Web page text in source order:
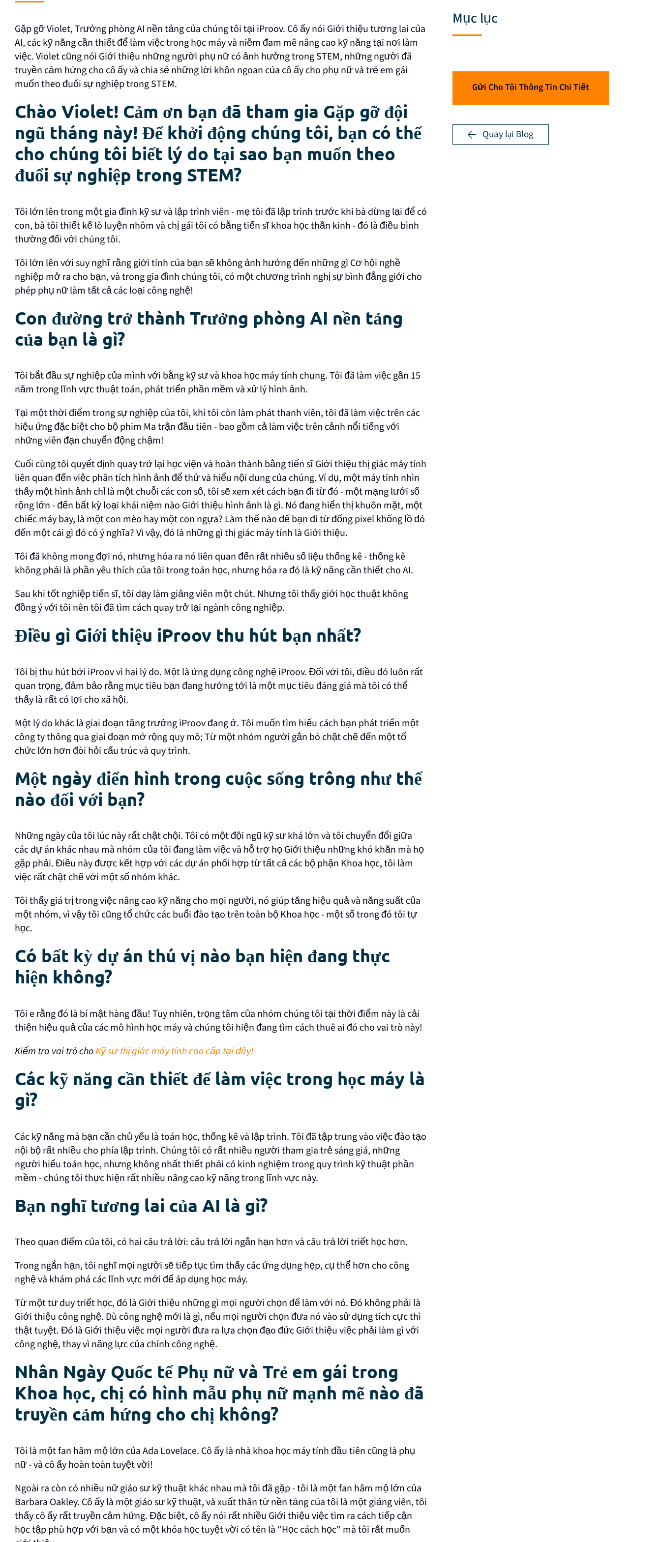
Gặp gỡ Violet, Trưởng phòng AI nền tảng của chúng tôi tại iProov. Cô ấy nói Giới thiệu tương lai của
AI, các kỹ năng cần thiết để làm việc trong học máy và niềm đam mê nâng cao kỹ năng tại nơi làm
việc. Violet cũng nói Giới thiệu những người phụ nữ có ảnh hưởng trong STEM, những người đã
truyền cảm hứng cho cô ấy và chia sẻ những lời khôn ngoan của cô ấy cho phụ nữ và trẻ em gái
muốn theo đuổi sự nghiệp trong STEM.
Chào Violet! Cảm ơn bạn đã tham gia Gặp gỡ đội
ngũ tháng này! Để khởi động chúng tôi, bạn có thể
cho chúng tôi biết lý do tại sao bạn muốn theo
đuổi sự nghiệp trong STEM?
Tôi lớn lên trong một gia đình kỹ sư và lập trình viên - mẹ tôi đã lập trình trước khi bà dừng lại để có
con, bà tôi thiết kế lò luyện nhôm và chị gái tôi có bằng tiến sĩ khoa học thần kinh - đó là điều bình
thường đối với chúng tôi.
Tôi lớn lên với suy nghĩ rằng giới tính của bạn sẽ không ảnh hưởng đến những gì Cơ hội nghề
nghiệp mở ra cho bạn, và trong gia đình chúng tôi, có một chương trình nghị sự bình đẳng giới cho
phép phụ nữ làm tất cả các loại công nghệ!
Con đường trở thành Trưởng phòng AI nền tảng
của bạn là gì?
Tôi bắt đầu sự nghiệp của mình với bằng kỹ sư và khoa học máy tính chung. Tôi đã làm việc gần 15
năm trong lĩnh vực thuật toán, phát triển phần mềm và xử lý hình ảnh.
Tại một thời điểm trong sự nghiệp của tôi, khi tôi còn làm phát thanh viên, tôi đã làm việc trên các
hiệu ứng đặc biệt cho bộ phim Ma trận đầu tiên - bao gồm cả làm việc trên cảnh nổi tiếng với
những viên đạn chuyển động chậm!
Cuối cùng tôi quyết định quay trở lại học viện và hoàn thành bằng tiến sĩ Giới thiệu thị giác máy tính
liên quan đến việc phân tích hình ảnh để thử và hiểu nội dung của chúng. Ví dụ, một máy tính nhìn
thấy một hình ảnh chỉ là một chuỗi các con số, tôi sẽ xem xét cách bạn đi từ đó - một mạng lưới số
rộng lớn - đến bất kỳ loại khái niệm nào Giới thiệu hình ảnh là gì. Nó đang hiển thị khuôn mặt, một
chiếc máy bay, là một con mèo hay một con ngựa? Làm thế nào để bạn đi từ đống pixel khổng lồ đó
đến một cái gì đó có ý nghĩa? Vì vậy, đó là những gì thị giác máy tính là Giới thiệu.
Tôi đã không mong đợi nó, nhưng hóa ra nó liên quan đến rất nhiều số liệu thống kê - thống kê
không phải là phần yêu thích của tôi trong toán học, nhưng hóa ra đó là kỹ năng cần thiết cho AI.
Sau khi tốt nghiệp tiến sĩ, tôi dạy làm giảng viên một chút. Nhưng tôi thấy giới học thuật không
đồng ý với tôi nên tôi đã tìm cách quay trở lại ngành công nghiệp.
Điều gì Giới thiệu iProov thu hút bạn nhất?
Tôi bị thu hút bởi iProov vì hai lý do. Một là ứng dụng công nghệ iProov. Đối với tôi, điều đó luôn rất
quan trọng, đảm bảo rằng mục tiêu bạn đang hướng tới là một mục tiêu đáng giá mà tôi có thể
thấy là rất có lợi cho xã hội.
Một lý do khác là giai đoạn tăng trưởng iProov đang ở. Tôi muốn tìm hiểu cách bạn phát triển một
công ty thông qua giai đoạn mở rộng quy mô; Từ một nhóm người gắn bó chặt chẽ đến một tổ
chức lớn hơn đòi hỏi cấu trúc và quy trình.
Một ngày điển hình trong cuộc sống trông như thế
nào đối với bạn?
Những ngày của tôi lúc này rất chật chội. Tôi có một đội ngũ kỹ sư khá lớn và tôi chuyển đổi giữa
các dự án khác nhau mà nhóm của tôi đang làm việc và hỗ trợ họ Giới thiệu những khó khăn mà họ
gặp phải. Điều này được kết hợp với các dự án phối hợp từ tất cả các bộ phận Khoa học, tôi làm
việc rất chặt chẽ với một số nhóm khác.
Tôi thấy giá trị trong việc nâng cao kỹ năng cho mọi người, nó giúp tăng hiệu quả và năng suất của
một nhóm, vì vậy tôi cũng tổ chức các buổi đào tạo trên toàn bộ Khoa học - một số trong đó tôi tự
học.
Có bất kỳ dự án thú vị nào bạn hiện đang thực
hiện không?
Tôi e rằng đó là bí mật hàng đầu! Tuy nhiên, trọng tâm của nhóm chúng tôi tại thời điểm này là cải
thiện hiệu quả của các mô hình học máy và chúng tôi hiện đang tìm cách thuê ai đó cho vai trò này!
Kiểm tra vai trò choKỹ sư thị giác máy tính cao cấp tại đây!
Các kỹ năng cần thiết để làm việc trong học máy là
gì?
Các kỹ năng mà bạn cần chủ yếu là toán học, thống kê và lập trình. Tôi đã tập trung vào việc đào tạo
nội bộ rất nhiều cho phía lập trình. Chúng tôi có rất nhiều người tham gia trẻ sáng giá, những
người hiểu toán học, nhưng không nhất thiết phải có kinh nghiệm trong quy trình kỹ thuật phần
mềm - chúng tôi thực hiện rất nhiều nâng cao kỹ năng trong lĩnh vực này.
Bạn nghĩ tương lai của AI là gì?
Theo quan điểm của tôi, có hai câu trả lời: câu trả lời ngắn hạn hơn và câu trả lời triết học hơn.
Trong ngắn hạn, tôi nghĩ mọi người sẽ tiếp tục tìm thấy các ứng dụng hẹp, cụ thể hơn cho công
nghệ và khám phá các lĩnh vực mới để áp dụng học máy.
Từ một tư duy triết học, đó là Giới thiệu những gì mọi người chọn để làm với nó. Đó không phải là
Giới thiệu công nghệ. Dù công nghệ mới là gì, nếu mọi người chọn đưa nó vào sử dụng tích cực thì
thật tuyệt. Đó là Giới thiệu việc mọi người đưa ra lựa chọn đạo đức Giới thiệu việc phải làm gì với
công nghệ, thay vì năng lực của chính công nghệ.
Nhân Ngày Quốc tế Phụ nữ và Trẻ em gái trong
Khoa học, chị có hình mẫu phụ nữ mạnh mẽ nào đã
truyền cảm hứng cho chị không?
Tôi là một fan hâm mộ lớn của Ada Lovelace. Cô ấy là nhà khoa học máy tính đầu tiên cũng là phụ
nữ - và cô ấy hoàn toàn tuyệt vời!
Ngoài ra còn có nhiều nữ giáo sư kỹ thuật khác nhau mà tôi đã gặp - tôi là một fan hâm mộ lớn của
Barbara Oakley. Cô ấy là một giáo sư kỹ thuật, và xuất thân từ nền tảng của tôi là một giảng viên, tôi
thấy cô ấy rất truyền cảm hứng. Đặc biệt, cô ấy nói rất nhiều Giới thiệu việc tìm ra cách tiếp cận
học tập phù hợp với bạn và có một khóa học tuyệt vời có tên là "Học cách học" mà tôi rất muốn
Mục lục
Gửi Cho Tôi Thông Tin Chi Tiết
Quay lại Blog